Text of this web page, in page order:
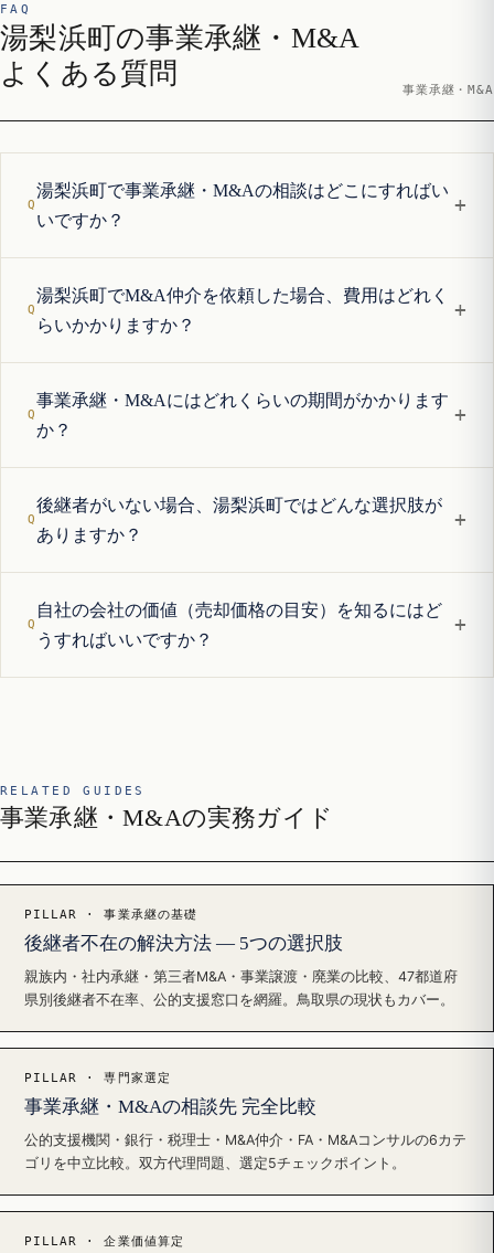
FAQ
湯梨浜町の事業承継・M&A
よくある質問
事業承継・M&A
湯梨浜町で事業承継・M&Aの相談はどこにすればい
いですか？
+
湯梨浜町でM&A仲介を依頼した場合、費用はどれく
らいかかりますか？
+
事業承継・M&Aにはどれくらいの期間がかかります
か？
+
後継者がいない場合、湯梨浜町ではどんな選択肢が
ありますか？
+
自社の会社の価値（売却価格の目安）を知るにはど
うすればいいですか？
+
RELATED GUIDES
事業承継・M&Aの実務ガイド
PILLAR · 事業承継の基礎
後継者不在の解決方法 — 5つの選択肢
親族内・社内承継・第三者M&A・事業譲渡・廃業の比較、47都道府
県別後継者不在率、公的支援窓口を網羅。鳥取県の現状もカバー。
PILLAR · 専門家選定
事業承継・M&Aの相談先 完全比較
公的支援機関・銀行・税理士・M&A仲介・FA・M&Aコンサルの6カテ
ゴリを中立比較。双方代理問題、選定5チェックポイント。
PILLAR · 企業価値算定